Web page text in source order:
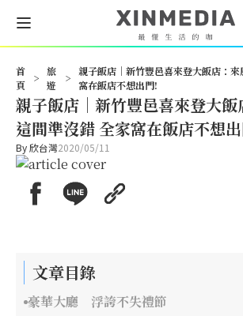
首
頁
>
旅
遊
>
親子飯店｜新竹豐邑喜來登大飯店：
窩在飯店不想出門!
親子飯店｜新竹豐邑喜來登大
這間準沒錯 全家窩在飯店不想
By欣台灣2020/05/11
文章目錄
豪華大廳 浮誇不失禮節